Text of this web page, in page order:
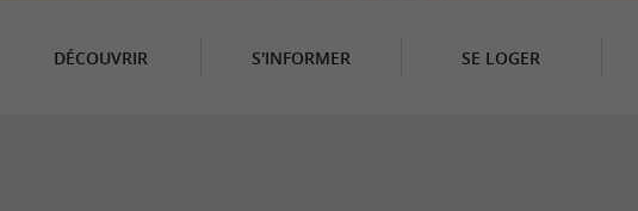
DÉCOUVRIR S'INFORMER SE LOGER